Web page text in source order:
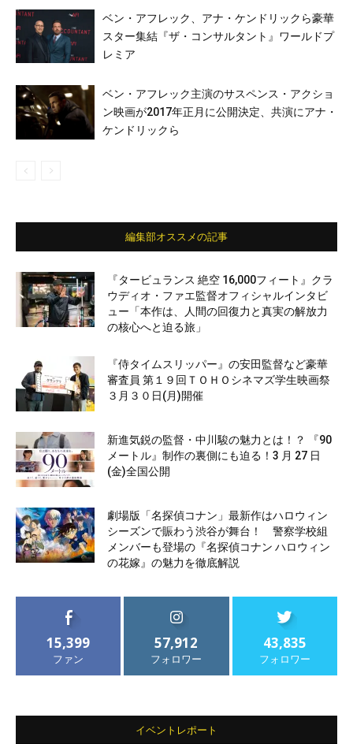
ベン・アフレック、アナ・ケンドリックら豪華
スター集結『ザ・コンサルタント』ワールドプ
レミア
ベン・アフレック主演のサスペンス・アクショ
ン映画が2017年正月に公開決定、共演にアナ・
ケンドリックら
編集部オススメの記事
『タービュランス 絶空 16,000フィート』クラ
ウディオ・ファエ監督オフィシャルインタビ
ュー「本作は、人間の回復力と真実の解放力
の核心へと迫る旅」
『侍タイムスリッパー』の安田監督など豪華
審査員 第１９回ＴＯＨＯシネマズ学生映画祭
３月３０日(月)開催
新進気鋭の監督・中川駿の魅力とは！？ 『90
メートル』制作の裏側にも迫る！3 月 27 日
(金)全国公開
劇場版「名探偵コナン」最新作はハロウィン
シーズンで賑わう渋谷が舞台！ 警察学校組
メンバーも登場の『名探偵コナン ハロウィン
の花嫁』の魅力を徹底解説
15,399
ファン
57,912
フォロワー
43,835
フォロワー
イベントレポート